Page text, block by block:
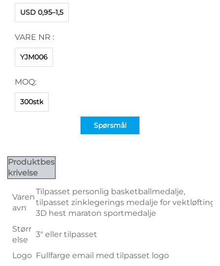
USD 0,95–1,5
VARE NR :
YJM006
MOQ:
300stk
Spørsmål
Produktbes
krivelse
Varen
avn
Tilpasset personlig basketballmedalje,
tilpasset zinklegerings medalje for vektløfting,
3D hest maraton sportmedalje
Størr
else
3" eller tilpasset
Logo Fullfarge email med tilpasset logo